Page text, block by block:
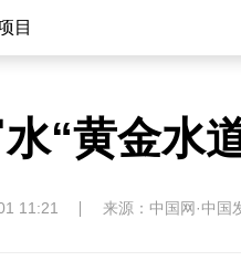
目
“黄金水
11:21 来源：中国网·中国